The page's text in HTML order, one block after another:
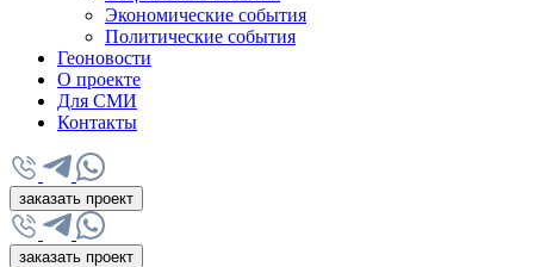
Экономические события
Политические события
Геоновости
О проекте
Для СМИ
Контакты
заказать проект
заказать проект